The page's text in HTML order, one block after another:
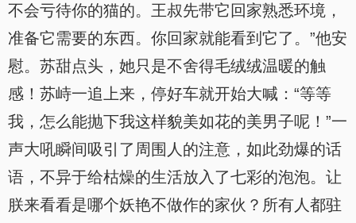
不会亏待你的猫的。王叔先带它回家熟悉环境，
准备它需要的东西。你回家就能看到它了。”他安
慰。苏甜点头，她只是不舍得毛绒绒温暖的触
感！苏峙一追上来，停好车就开始大喊：“等等
我，怎么能抛下我这样貌美如花的美男子呢！”一
声大吼瞬间吸引了周围人的注意，如此劲爆的话
语，不异于给枯燥的生活放入了七彩的泡泡。让
朕来看看是哪个妖艳不做作的家伙？所有人都驻